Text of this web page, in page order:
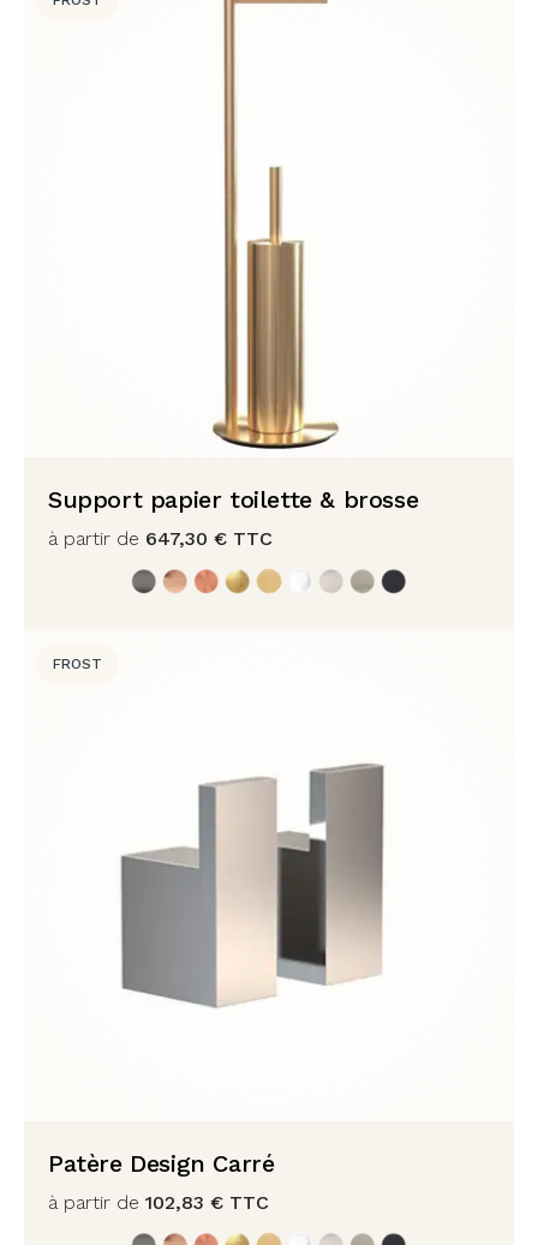
Support papier toilette & brosse
à partir de 647,30 € TTC
FROST
Patère Design Carré
à partir de 102,83 € TTC